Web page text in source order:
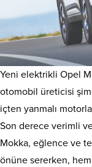
Yeni elektrikli Opel
otomobil üreticisi
içten yanmalı
Son derece verimli
Mokka, eğlence ve
önüne sererken,